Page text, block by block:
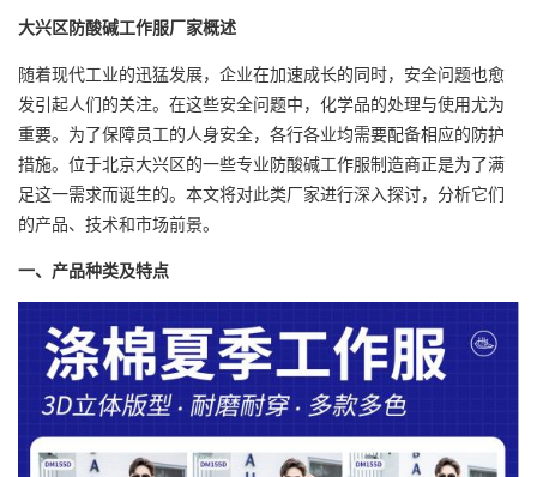
大兴区防酸碱工作服厂家概述
随着现代工业的迅猛发展，企业在加速成长的同时，安全问题也愈
发引起人们的关注。在这些安全问题中，化学品的处理与使用尤为
重要。为了保障员工的人身安全，各行各业均需要配备相应的防护
措施。位于北京大兴区的一些专业防酸碱工作服制造商正是为了满
足这一需求而诞生的。本文将对此类厂家进行深入探讨，分析它们
的产品、技术和市场前景。
一、产品种类及特点